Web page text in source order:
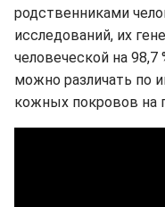
родственниками
исследований, их
человеческой на
можно различать по
кожных покровов на